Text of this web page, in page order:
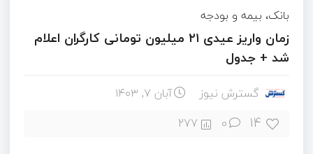
بانک، بیمه و بودجه
زمان واریز عیدی ۲۱ میلیون تومانی کارگران اعلام
شد + جدول
گسترش نیوز آبان ۷, ۱۴۰۳
14
0
277